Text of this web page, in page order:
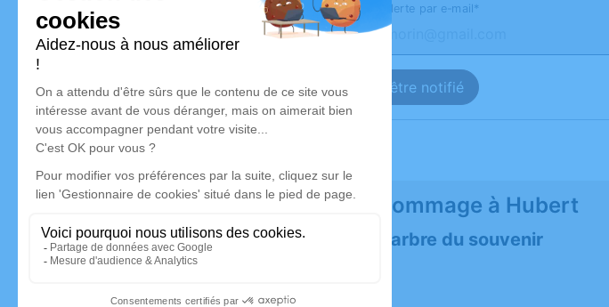
Recevoir une alerte par e-mail*
Je veux être notifié
Rendez hommage à Hubert
Plantez un arbre du souvenir